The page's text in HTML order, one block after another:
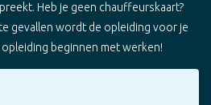
Heb je geen chauffeurskaart?
gevallen wordt de opleiding voor je
beginnen met werken!